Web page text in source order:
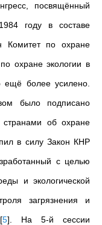
посвящённый
году в составе
Комитет по охране
охране экологии в
ещё более усилено.
было подписано
об охране
в силу Закон КНР
с целью
и экологической
загрязнения и
[5] . На 5-й сессии